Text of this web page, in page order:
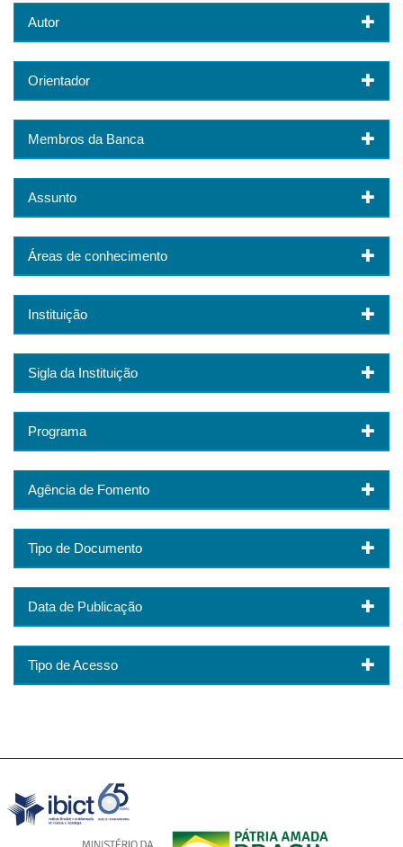
Autor
Orientador
Membros da Banca
Assunto
Áreas de conhecimento
Instituição
Sigla da Instituição
Programa
Agência de Fomento
Tipo de Documento
Data de Publicação
Tipo de Acesso